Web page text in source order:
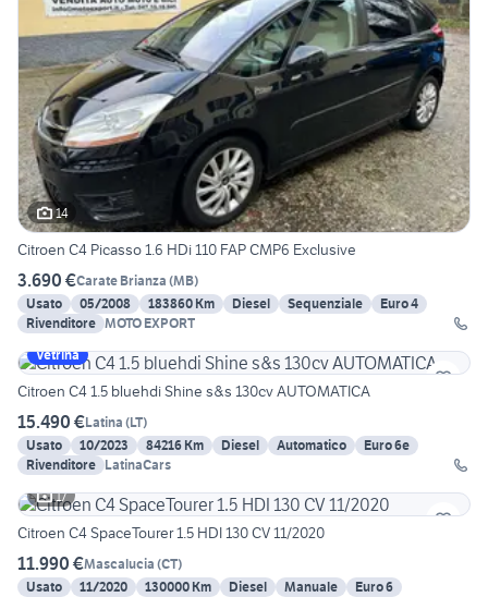
14
Citroen C4 Picasso 1.6 HDi 110 FAP CMP6 Exclusive
3.690 €Carate Brianza (MB)
Usato
05/2008 183860 Km Diesel Sequenziale
Euro 4
Rivenditore MOTO EXPORT
Vetrina
Citroen C4 1.5 bluehdi Shine s&s 130cv AUTOMATICA
15.490 €Latina (LT)
Usato
10/2023 84216 Km Diesel Automatico
Euro 6e
Rivenditore LatinaCars
17
Citroen C4 SpaceTourer 1.5 HDI 130 CV 11/2020
11.990 €Mascalucia (CT)
Usato
11/2020 130000 Km Diesel Manuale
Euro 6